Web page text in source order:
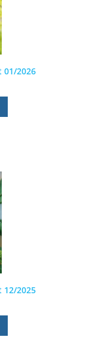
01/2026
12/2025